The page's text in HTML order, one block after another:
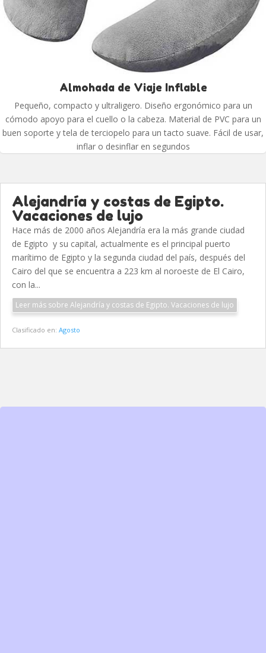
Almohada de Viaje Inflable
Pequeño, compacto y ultraligero. Diseño ergonómico para un
cómodo apoyo para el cuello o la cabeza. Material de PVC para un
buen soporte y tela de terciopelo para un tacto suave. Fácil de usar,
inflar o desinflar en segundos
Alejandría y costas de Egipto.
Vacaciones de lujo
Hace más de 2000 años Alejandría era la más grande ciudad
de Egipto y su capital, actualmente es el principal puerto
marítimo de Egipto y la segunda ciudad del país, después del
Cairo del que se encuentra a 223 km al noroeste de El Cairo,
con la...
Leer más sobre Alejandría y costas de Egipto. Vacaciones de lujo
Clasificado en: Agosto